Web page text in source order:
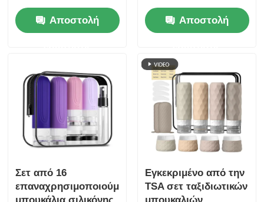
90ml μπουκαλάκια
σιλικόνης + 30ml
βαζάκια σιλικόνης
Αποστολή
Διαρροής
Σχεδιασμός Ευρύ
στόμα Σιλικόνιο
σετ με
επαναφορτώσιμα
δοχεία τουαλέτας
Αποστολή
Σετ από 16
επαναχρησιμοποιούμενα
Εγκεκριμένο από την
TSA σετ ταξιδιωτικών